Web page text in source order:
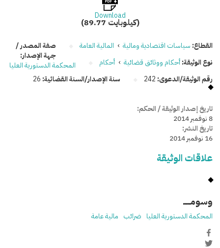
Download
(89.77 كيلوبايت)
القطاع: سياسات اقتصادية ومالية › المالية العامة
نوع الوثيقة:أحكام ووثائق قضائية › أحكام
رقم الوثيقة/الدعوى: 242 سنة الإصدار/السنة القضائية: 26
صفة المصدر /
جهة الإصدار:
المحكمة الدستورية العليا
تاريخ إصدار الوثيقة / الحكم:
8 نوفمبر 2014
تاريخ النشر:
16 نوفمبر 2014
علاقات الوثيقة
وسومـــــ
المحكمة الدستورية العليا ضرائب مالية عامة